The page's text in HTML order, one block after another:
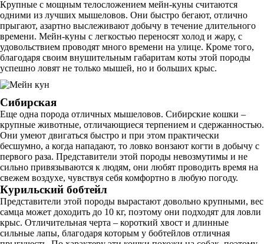
Крупные с мощным телосложением мейн-куны считаются
одними из лучших мышеловов. Они быстро бегают, отлично
прыгают, азартно выслеживают добычу в течение длительного
времени. Мейн-куны с легкостью переносят холод и жару, с
удовольствием проводят много времени на улице. Кроме того,
благодаря своим внушительным габаритам коты этой породы
успешно ловят не только мышей, но и больших крыс.
Сибирская
Еще одна порода отличных мышеловов. Сибирские кошки –
крупные животные, отличающиеся терпением и сдержанностью.
Они умеют двигаться быстро и при этом практически
бесшумно, а когда нападают, то ловко вонзают когти в добычу с
первого раза. Представители этой породы невозмутимы и не
сильно привязываются к людям, они любят проводить время на
свежем воздухе, чувствуя себя комфортно в любую погоду.
Курильский бобтейл
Представители этой породы вырастают довольно крупными, вес
самца может доходить до 10 кг, поэтому они подходят для ловли
крыс. Отличительная черта – короткий хвост и длинные
сильные лапы, благодаря которым у бобтейлов отличная